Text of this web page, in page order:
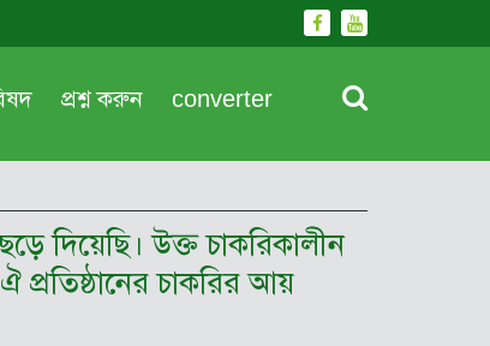
প্রশ্ন করুন converter
দিয়েছি। উক্ত চাকরিকালীন
প্রতিষ্ঠানের চাকরির আয়